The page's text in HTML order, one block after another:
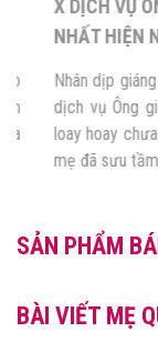
X DỊCH VỤ ÔNG
NHẤT HIỆN NAY
Nhân dịp giáng
dịch vụ Ông già
loay hoay chưa tìm
mẹ đã sưu tầm
SẢN PHẨM
BÀI VIẾT MẸ